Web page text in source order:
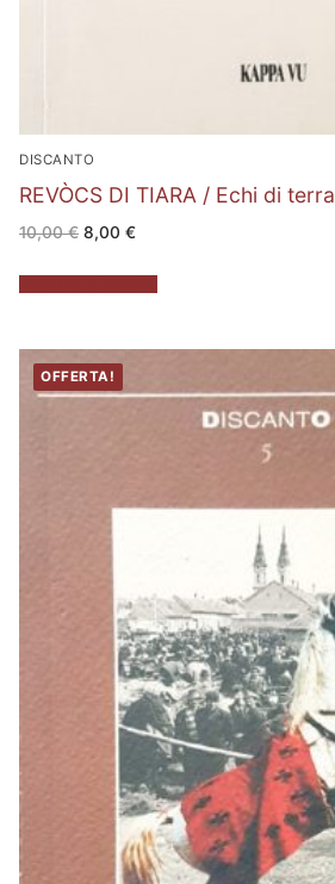
DISCANTO
REVÒCS DI TIARA / Echi di terra
10,00€ Il
prezzo
era:
10,00 €.
8,00 €Il
è:
8,00 €.
OFFERTA!